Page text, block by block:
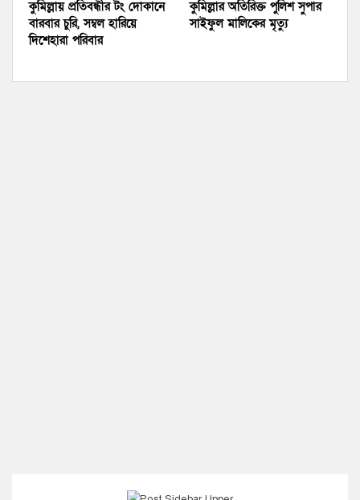
কুমিল্লায় প্রতিবন্ধীর টং দোকানে
বারবার চুরি, সম্বল হারিয়ে
দিশেহারা পরিবার
কুমিল্লার অতিরিক্ত পুলিশ সুপার
সাইফুল মালিকের মৃত্যু